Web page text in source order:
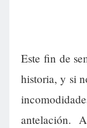
Este fin de
historia, y si
antelación.